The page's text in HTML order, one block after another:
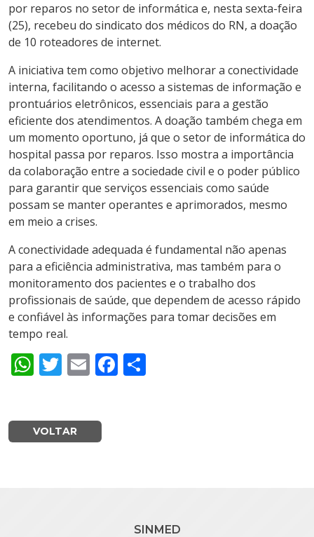
por reparos no setor de informática e, nesta sexta-feira
(25), recebeu do sindicato dos médicos do RN, a doação
de 10 roteadores de internet.
A iniciativa tem como objetivo melhorar a conectividade
interna, facilitando o acesso a sistemas de informação e
prontuários eletrônicos, essenciais para a gestão
eficiente dos atendimentos. A doação também chega em
um momento oportuno, já que o setor de informática do
hospital passa por reparos. Isso mostra a importância
da colaboração entre a sociedade civil e o poder público
para garantir que serviços essenciais como saúde
possam se manter operantes e aprimorados, mesmo
em meio a crises.
A conectividade adequada é fundamental não apenas
para a eficiência administrativa, mas também para o
monitoramento dos pacientes e o trabalho dos
profissionais de saúde, que dependem de acesso rápido
e confiável às informações para tomar decisões em
tempo real.
WhatsApp
Twitter
EmailFacebook
VOLTAR
SINMED